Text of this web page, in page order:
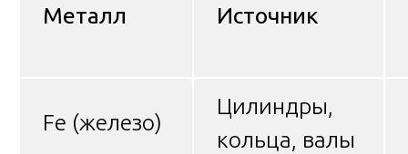
Металл Источник
Fe (железо)
Цилиндры,
кольца, валы